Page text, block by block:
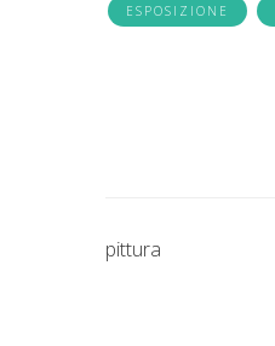
ESPOSIZIONE
pittura